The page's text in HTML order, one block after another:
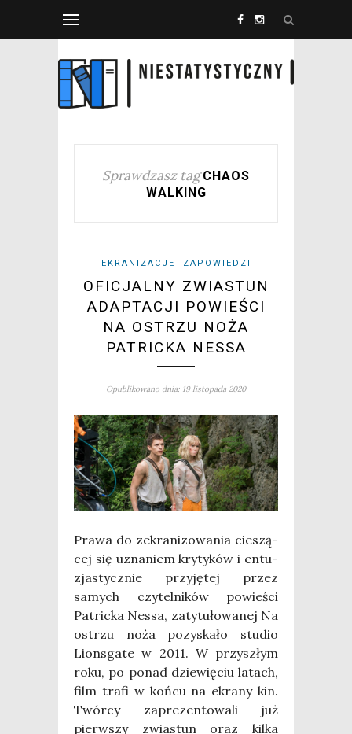
Sprawdzasz tag CHAOS
WALKING
EKRANIZACJE ZAPOWIEDZI
OFICJALNY ZWIASTUN
ADAPTACJI POWIEŚCI
NA OSTRZU NOŻA
PATRICKA NESSA
Opublikowano dnia: 19 listopada 2020
Pra­wa do zekra­ni­zo­wa­nia cie­szą­
cej się uzna­niem kry­ty­ków i entu­
zja­stycz­nie przy­ję­tej przez
samych czy­tel­ni­ków powie­ści
Patric­ka Nes­sa, zaty­tu­ło­wa­nej Na
ostrzu noża pozy­ska­ło stu­dio
Lions­ga­te w 2011. W przy­szłym
roku, po ponad dzie­wię­ciu latach,
film tra­fi w koń­cu na ekra­ny kin.
Twór­cy zapre­zen­to­wa­li już
pierw­szy zwia­stun oraz kil­ka